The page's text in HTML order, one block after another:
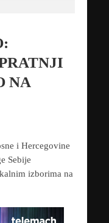
NA
i Hercegovine
Sebije
izborima na